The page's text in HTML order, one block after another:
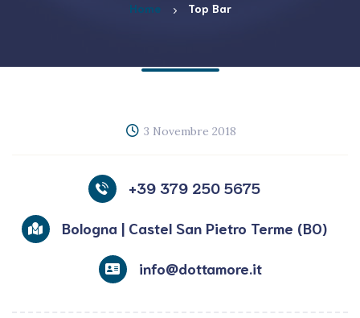
Home Top Bar
3 Novembre 2018
+39 379 250 5675
Bologna | Castel San Pietro Terme (BO)
info@dottamore.it